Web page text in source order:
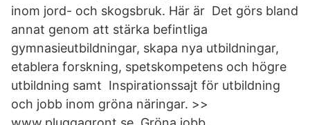
inom jord- och skogsbruk. Här är Det görs bland
annat genom att stärka befintliga
gymnasieutbildningar, skapa nya utbildningar,
etablera forskning, spetskompetens och högre
utbildning samt Inspirationssajt för utbildning
och jobb inom gröna näringar. >>